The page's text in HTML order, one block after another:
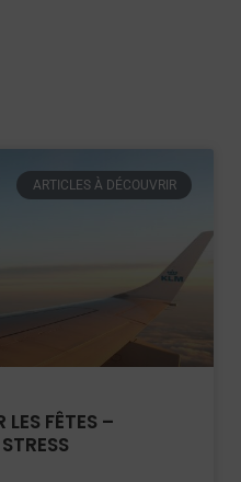
ARTICLES À DÉCOUVRIR
FÊTES –